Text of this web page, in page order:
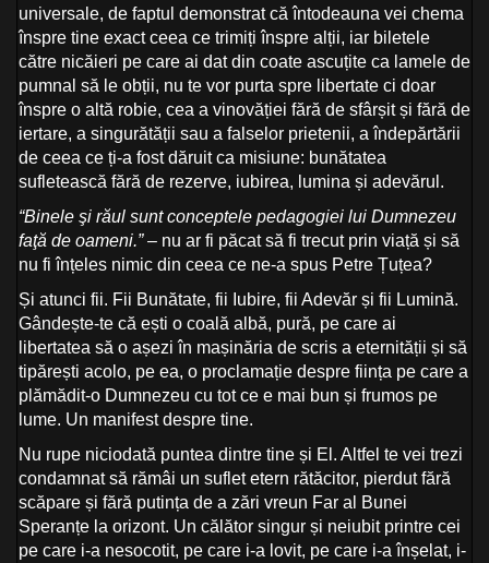
universale, de faptul demonstrat că întodeauna vei chema
înspre tine exact ceea ce trimiți înspre alții, iar biletele
către nicăieri pe care ai dat din coate ascuțite ca lamele de
pumnal să le obții, nu te vor purta spre libertate ci doar
înspre o altă robie, cea a vinovăției fără de sfârșit și fără de
iertare, a singurătății sau a falselor prietenii, a îndepărtării
de ceea ce ți-a fost dăruit ca misiune: bunătatea
sufletească fără de rezerve, iubirea, lumina și adevărul.
“Binele şi răul sunt conceptele pedagogiei lui Dumnezeu
faţă de oameni.”– nu ar fi păcat să fi trecut prin viață și să
nu fi înțeles nimic din ceea ce ne-a spus Petre Țuțea?
Și atunci fii. Fii Bunătate, fii Iubire, fii Adevăr și fii Lumină.
Gândește-te că ești o coală albă, pură, pe care ai
libertatea să o așezi în mașinăria de scris a eternității și să
tipărești acolo, pe ea, o proclamație despre ființa pe care a
plămădit-o Dumnezeu cu tot ce e mai bun și frumos pe
lume. Un manifest despre tine.
Nu rupe niciodată puntea dintre tine și El. Altfel te vei trezi
condamnat să rămâi un suflet etern rătăcitor, pierdut fără
scăpare și fără putința de a zări vreun Far al Bunei
Speranțe la orizont. Un călător singur și neiubit printre cei
pe care i-a nesocotit, pe care i-a lovit, pe care i-a înșelat, i-